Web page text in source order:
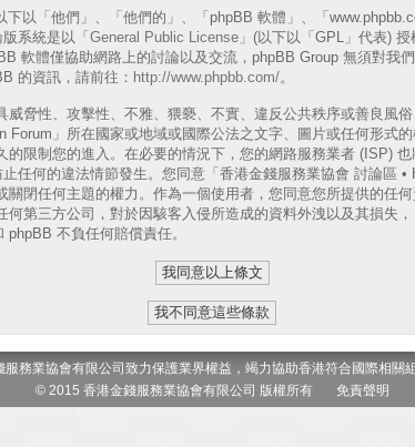
以「他們」、「他們的」、「phpBB 軟體」、「
系統是以「 General Public License」(以下以「GPL」代表) 授
軟體僅協助網路上的討論以及交流，phpBB Group 無須對我
的資訊，請前往： http://www.phpbb.com/。
威脅性、攻擊性、不雅、猥褻、不實、違反公共秩序或善良風
Forum」所在國家或地域或國際公法之文字、圖片或任何形式
的限制您的進入。在必要的情況下，您的網路服務業者 (ISP)
任何的違法情節發生。您同意「香港金錢服務業協會 討論區
關閉任何主題的權力。作為一個使用者，您同意您所提供的任
何第三方公司，對於因駭客入侵所造成的資料外洩以及其損失
不負任何賠償責任。
服務業協會有限公司致力保護業界權益，竭力協助香港符合國際相關組
© 2015 香港金錢服務業協會有限公司 版權所有 免責聲明